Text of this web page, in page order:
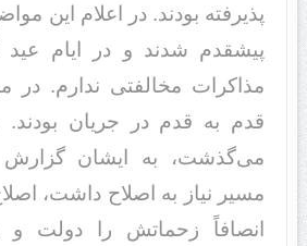
پذیرفته بود‌‌ند‌‌. د‌‌ر اعلام این
پیشقد‌‌م شد‌‌ند‌‌ و د‌‌ر ایام عید‌‌
مذاکرات مخالفتی ند‌‌ارم.
قد‌‌م به قد‌‌م د‌‌ر جریان
می‌گذشت، به ایشان گزارش
مسیر نیاز به اصلاح د‌‌اشت،
انصافاً زحماتش را د‌‌ولت